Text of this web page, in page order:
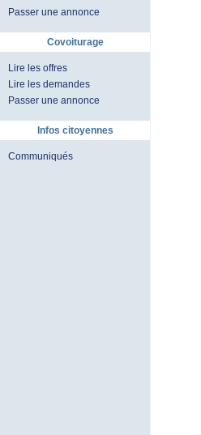
Passer une annonce
Covoiturage
Lire les offres
Lire les demandes
Passer une annonce
Infos citoyennes
Communiqués